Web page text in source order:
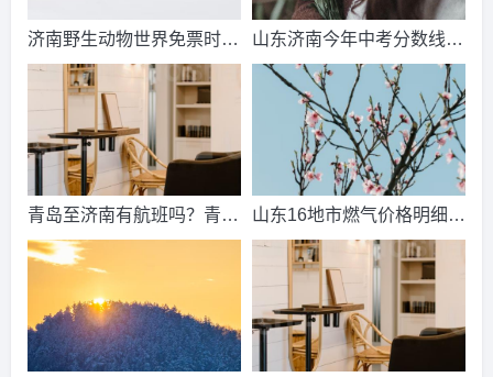
济南野生动物世界免票时
间？济南动物王国票价？
山东济南今年中考分数线出
来了吗？济南中考总分多
青岛至济南有航班吗？青岛
到济南的高铁票多钱？
山东16地市燃气价格明细？
2021山东天然气费收费标